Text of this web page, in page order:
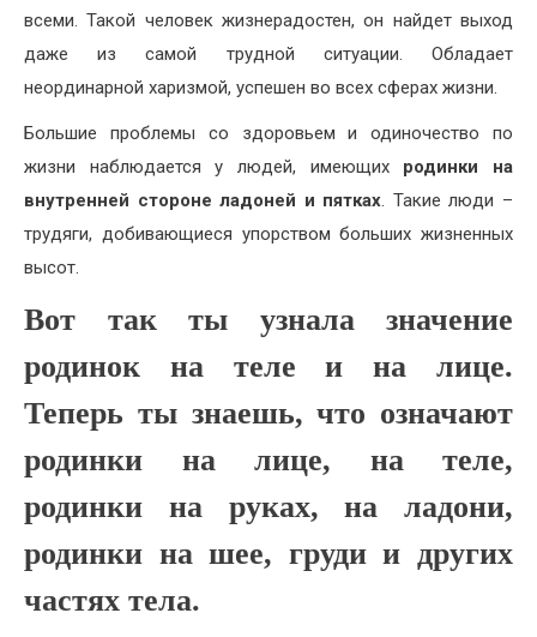
всеми. Такой человек жизнерадостен, он найдет выход
даже из самой трудной ситуации. Обладает
неординарной харизмой, успешен во всех сферах жизни.
Большие проблемы со здоровьем и одиночество по
жизни наблюдается у людей, имеющих родинки на
внутренней стороне ладоней и пятках. Такие люди –
трудяги, добивающиеся упорством больших жизненных
высот.
Вот так ты узнала значение
родинок на теле и на лице.
Теперь ты знаешь, что означают
родинки на лице, на теле,
родинки на руках, на ладони,
родинки на шее, груди и других
частях тела.